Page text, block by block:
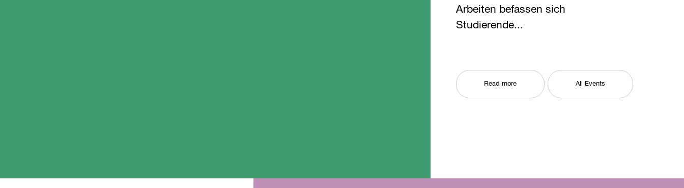
Arbeiten befassen sich
Studierende...
Read more All Events